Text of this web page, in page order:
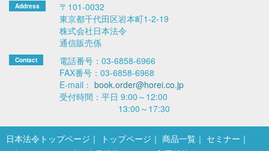
〒101-0032
東京都千代田区岩本町1-2-19
株式会社日本法令
通信販売係
電話番号：03-6858-6966
FAX番号：03-6858-6968
E-mail： book.order@horei.co.jp
受付時間：平日 9:00～12:00
13:00～17:30
日本法令トップページ トップページ 商品一覧
セミナー